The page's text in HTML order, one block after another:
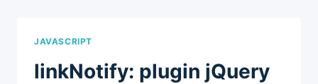
JAVASCRIPT
linkNotify: plugin jQuery